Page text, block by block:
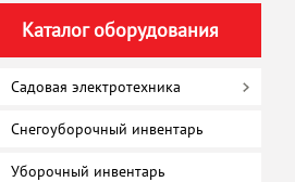
Каталог оборудования
Садовая электротехника
Снегоуборочный инвентарь
Уборочный инвентарь